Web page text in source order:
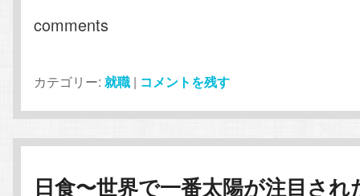
comments
カテゴリー: 就職 | コメントを残す
日食〜世界で一番太陽が注目され